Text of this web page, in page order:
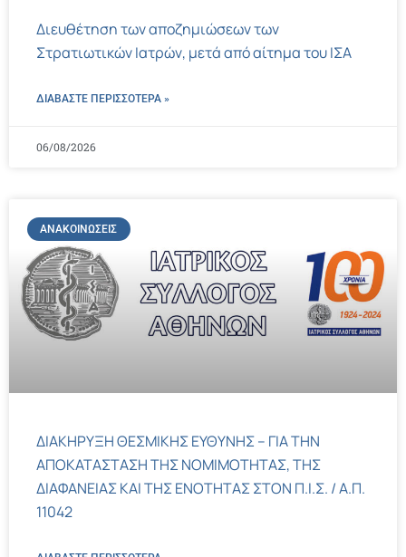
Διευθέτηση των αποζημιώσεων των
Στρατιωτικών Ιατρών, μετά από αίτημα του ΙΣΑ
ΔΙΑΒΑΣΤΕ ΠΕΡΙΣΣΌΤΕΡΑ »
06/08/2026
ΑΝΑΚΟΙΝΏΣΕΙΣ
ΔΙΑΚΗΡΥΞΗ ΘΕΣΜΙΚΗΣ ΕΥΘΥΝΗΣ – ΓΙΑ ΤΗΝ
ΑΠΟΚΑΤΑΣΤΑΣΗ ΤΗΣ ΝΟΜΙΜΟΤΗΤΑΣ, ΤΗΣ
ΔΙΑΦΑΝΕΙΑΣ ΚΑΙ ΤΗΣ ΕΝΟΤΗΤΑΣ ΣΤΟΝ Π.Ι.Σ. / Α.Π.
11042